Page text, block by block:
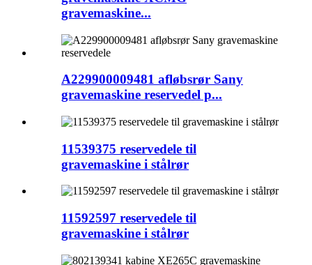
gravemaskine...
A229900009481 afløbsrør Sany
gravemaskine reservedel p...
11539375 reservedele til
gravemaskine i stålrør
11592597 reservedele til
gravemaskine i stålrør